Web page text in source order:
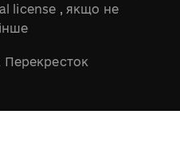
license , якщо не
Перекресток